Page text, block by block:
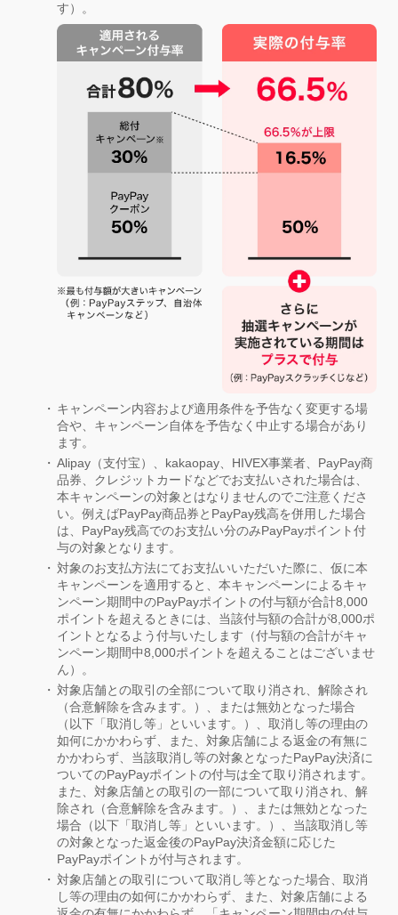
す）。
キャンペーン内容および適用条件を予告なく変更する場
合や、キャンペーン自体を予告なく中止する場合があり
ます。
Alipay（支付宝）、kakaopay、HIVEX事業者、PayPay商
品券、クレジットカードなどでお支払いされた場合は、
本キャンペーンの対象とはなりませんのでご注意くださ
い。例えばPayPay商品券とPayPay残高を併用した場合
は、PayPay残高でのお支払い分のみPayPayポイント付
与の対象となります。
対象のお支払方法にてお支払いいただいた際に、仮に本
キャンペーンを適用すると、本キャンペーンによるキャ
ンペーン期間中のPayPayポイントの付与額が合計8,000
ポイントを超えるときには、当該付与額の合計が8,000ポ
イントとなるよう付与いたします（付与額の合計がキャ
ンペーン期間中8,000ポイントを超えることはございませ
ん）。
対象店舗との取引の全部について取り消され、解除され
（合意解除を含みます。）、または無効となった場合
（以下「取消し等」といいます。）、取消し等の理由の
如何にかかわらず、また、対象店舗による返金の有無に
かかわらず、当該取消し等の対象となったPayPay決済に
ついてのPayPayポイントの付与は全て取り消されます。
また、対象店舗との取引の一部について取り消され、解
除され（合意解除を含みます。）、または無効となった
場合（以下「取消し等」といいます。）、当該取消し等
の対象となった返金後のPayPay決済金額に応じた
PayPayポイントが付与されます。
対象店舗との取引について取消し等となった場合、取消
し等の理由の如何にかかわらず、また、対象店舗による